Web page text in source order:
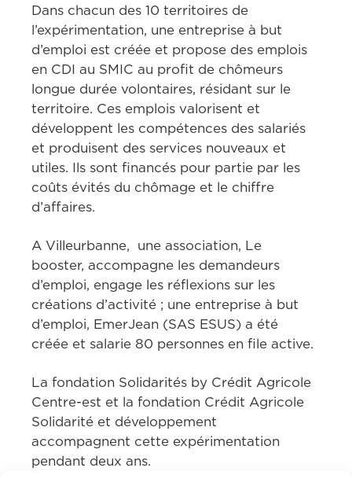
Dans chacun des 10 territoires de
l’expérimentation, une entreprise à but
d’emploi est créée et propose des emplois
en CDI au SMIC au profit de chômeurs
longue durée volontaires, résidant sur le
territoire. Ces emplois valorisent et
développent les compétences des salariés
et produisent des services nouveaux et
utiles. Ils sont financés pour partie par les
coûts évités du chômage et le chiffre
d’affaires.
A Villeurbanne,  une association, Le
booster, accompagne les demandeurs
d’emploi, engage les réflexions sur les
créations d’activité ; une entreprise à but
d’emploi, EmerJean (SAS ESUS) a été
créée et salarie 80 personnes en file active.
La fondation Solidarités by Crédit Agricole
Centre-est et la fondation Crédit Agricole
Solidarité et développement
accompagnent cette expérimentation
pendant deux ans.